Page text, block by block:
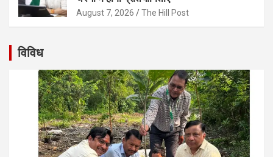
August 7, 2026 The Hill Post
विविध